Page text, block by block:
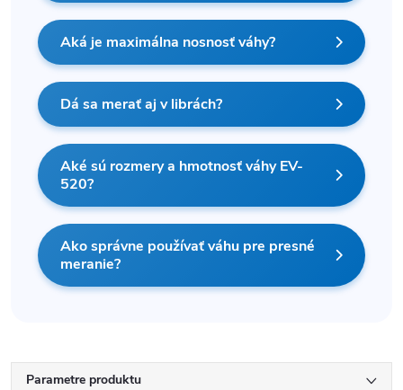
Aká je maximálna nosnosť váhy?
Dá sa merať aj v librách?
Aké sú rozmery a hmotnosť váhy EV-
520?
Ako správne používať váhu pre presné
meranie?
Parametre produktu